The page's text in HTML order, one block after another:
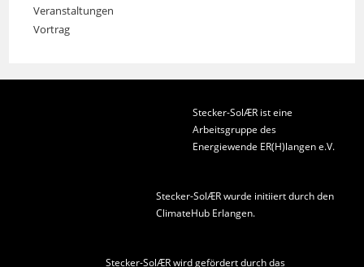
Veranstaltungen
Vortrag
Stecker-SolÆR ist eine
Arbeitsgruppe des
Energiewende ER(H)langen e.V.
Stecker-SolÆR wurde initiiert durch den
ClimateHub Erlangen.
Stecker-SolÆR wird gefördert durch das